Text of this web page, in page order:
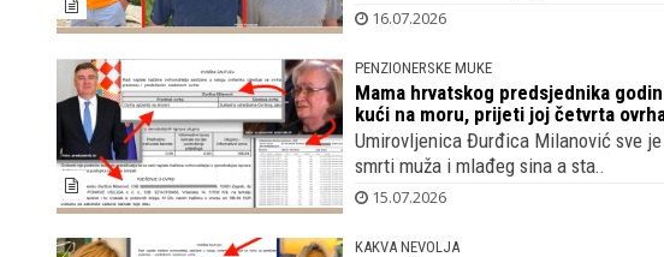
16.07.2026
PENZIONERSKE MUKE
Mama hrvatskog predsjednika
kući na moru, prijeti joj četvrta
Umirovljenica Đurđica Milanović sve
smrti muža i mlađeg sina a sta..
15.07.2026
KAKVA NEVOLJA